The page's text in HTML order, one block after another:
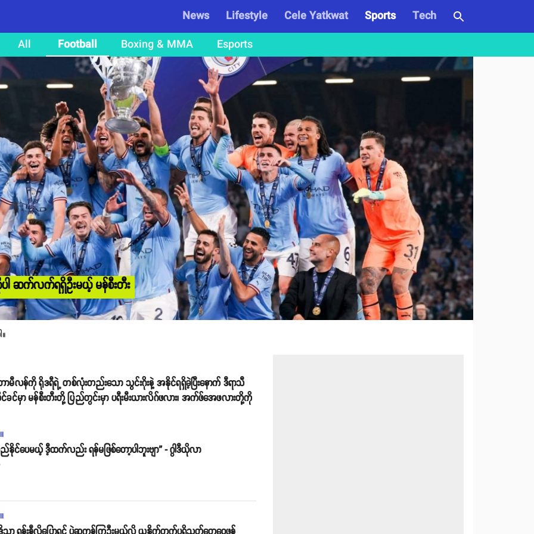
News Lifestyle Cele Yatkwat Sports
Tech
All
Football Boxing & MMA Esports
ပါ ဆက်လက်ရရှိဦးမယ့် မန်စီးတီး
လန်ကို ရိုဒရီရဲ့ တစ်လုံးတည်းသော သွင်းဂိုးနဲ့ အနိုင်ရရှိခဲ့ပြီးနောက် ဒီရာသီ
မှာ မန်စီးတီးတို့ ပြည်တွင်းမှာ ပရီးမီးယားလိဂ်ဖလား၊ အက်ဖ်အေဖလားတို့ကို
ည်နိုင်ပေမယ့် ဒီ့ထက်လည်း ရန်မဖြစ်တော့ပါဘူးဗျာ” - ဂွါဒီယိုလာ